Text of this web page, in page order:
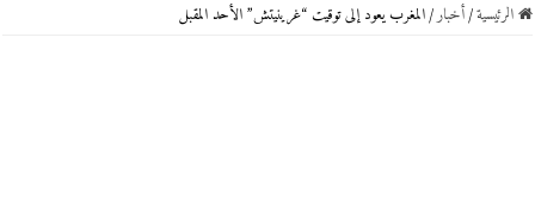
الرئيسية / أخبار / المغرب يعود إلى توقيت “غرينيتش” الأحد المقبل